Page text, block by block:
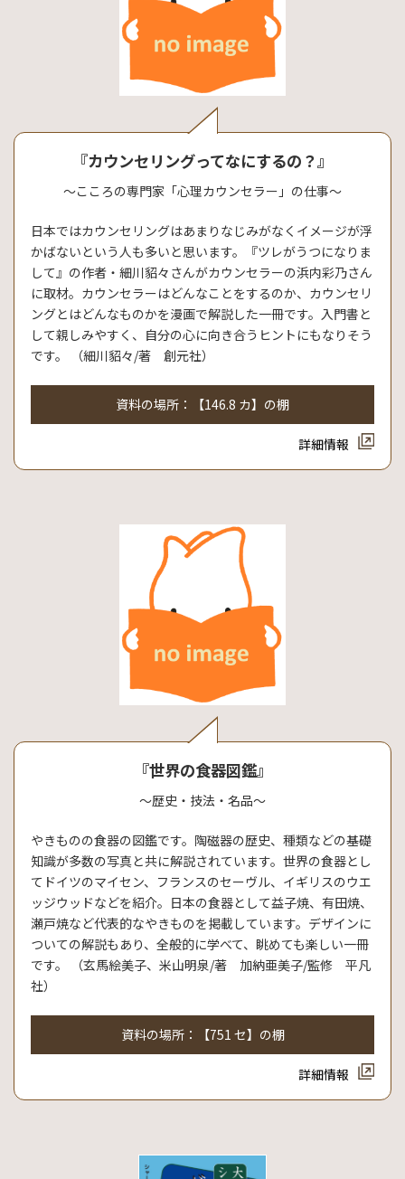
『カウンセリングってなにするの？』
～こころの専門家「心理カウンセラー」の仕事～
日本ではカウンセリングはあまりなじみがなくイメージが浮
かばないという人も多いと思います。『ツレがうつになりま
して』の作者・細川貂々さんがカウンセラーの浜内彩乃さん
に取材。カウンセラーはどんなことをするのか、カウンセリ
ングとはどんなものかを漫画で解説した一冊です。入門書と
して親しみやすく、自分の心に向き合うヒントにもなりそう
です。 （細川貂々/著 創元社）
資料の場所：【146.8 カ】の棚
詳細情報
『世界の食器図鑑』
～歴史・技法・名品～
やきものの食器の図鑑です。陶磁器の歴史、種類などの基礎
知識が多数の写真と共に解説されています。世界の食器とし
てドイツのマイセン、フランスのセーヴル、イギリスのウエ
ッジウッドなどを紹介。日本の食器として益子焼、有田焼、
瀬戸焼など代表的なやきものを掲載しています。デザインに
ついての解説もあり、全般的に学べて、眺めても楽しい一冊
です。 （玄馬絵美子、米山明泉/著 加納亜美子/監修 平凡
社）
資料の場所：【751 セ】の棚
詳細情報